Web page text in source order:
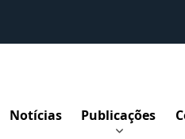
Notícias Publicações